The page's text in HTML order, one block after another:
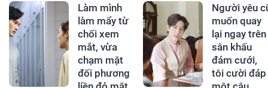
Làm mình
làm mẩy từ
chối xem
mắt, vừa
chạm mặt
đối phương
Người yêu
muốn quay
lại ngay trên
sân khấu
đám cưới,
tôi cười đáp